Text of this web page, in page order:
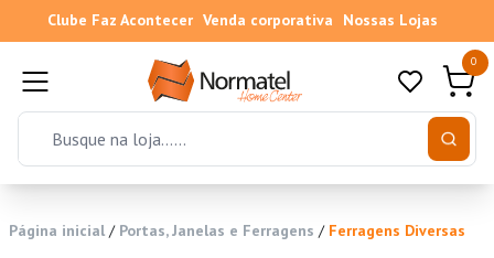
Clube Faz Acontecer Venda corporativa Nossas Lojas
0
Página inicial / Portas, Janelas e Ferragens / Ferragens Diversas